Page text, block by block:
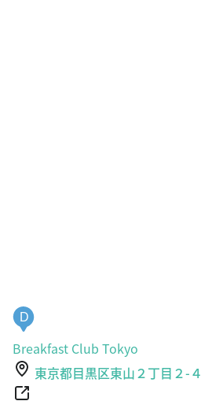
D
Breakfast Club Tokyo
東京都目黒区東山２丁目２-４